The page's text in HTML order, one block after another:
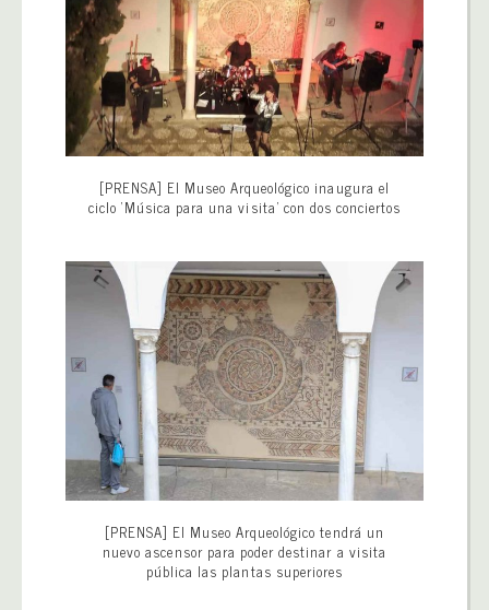
[PRENSA] El Museo Arqueológico inaugura el
ciclo ‘Música para una visita’ con dos conciertos
[PRENSA] El Museo Arqueológico tendrá un
nuevo ascensor para poder destinar a visita
pública las plantas superiores